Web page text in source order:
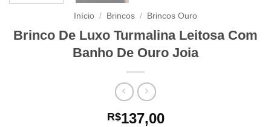
Início / Brincos / Brincos Ouro
Brinco De Luxo Turmalina Leitosa Com
Banho De Ouro Joia
R$137,00